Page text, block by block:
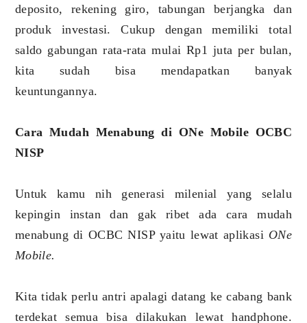
deposito, rekening giro, tabungan berjangka dan
produk investasi. Cukup dengan memiliki total
saldo gabungan rata-rata mulai Rp1 juta per bulan,
kita sudah bisa mendapatkan banyak
keuntungannya.
Cara Mudah Menabung di ONe Mobile OCBC
NISP
Untuk kamu nih generasi milenial yang selalu
kepingin instan dan gak ribet ada cara mudah
menabung di OCBC NISP yaitu lewat aplikasi ONe
Mobile.
Kita tidak perlu antri apalagi datang ke cabang bank
terdekat semua bisa dilakukan lewat handphone.